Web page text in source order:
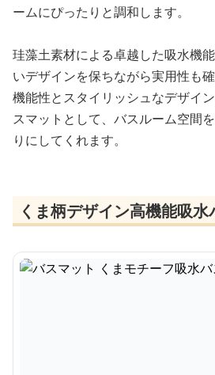
ームにぴったりと調和します。
珪藻土素材による卓越した吸水機
いデザインを保ちながら実用性も確
機能性とスタイリッシュなデザイ
スマットとして、バスルーム空間
りにしてくれます。
くま柄デザイン高機能吸水